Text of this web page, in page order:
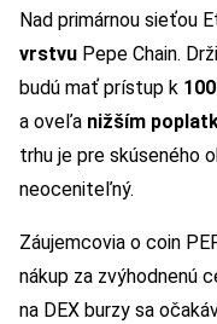
Nad primárnou sieťou
vrstvu Pepe Chain.
budú mať prístup k
a oveľa nižším
trhu je pre skúseného
neoceniteľný.
Záujemcovia o coin
nákup za zvýhodnenú
na DEX burzy sa